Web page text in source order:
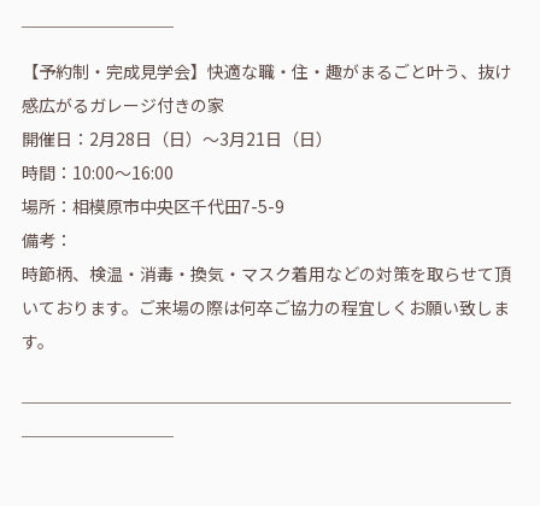
【予約制・完成見学会】快適な職・住・趣がまるごと叶う、抜け
感広がるガレージ付きの家
開催日：2月28日（日）～3月21日（日）
時間：10:00～16:00
場所：相模原市中央区千代田7-5-9
備考：
時節柄、検温・消毒・換気・マスク着用などの対策を取らせて頂
いております。ご来場の際は何卒ご協力の程宜しくお願い致しま
す。